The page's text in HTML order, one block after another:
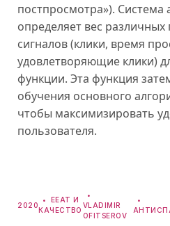
постпросмотра»). Система
определяет вес различных
сигналов (клики, время
удовлетворяющие клики)
функции. Эта функция
обучения основного
чтобы максимизировать
пользователя.
2020
EEAT И
КАЧЕСТВО
VLADIMIR
OFITSEROV